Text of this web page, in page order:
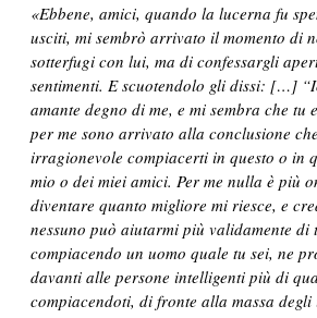
«Ebbene, amici, quando la lucerna fu
usciti, mi sembrò arrivato il momento di
sotterfugi con lui, ma di confessargli
sentimenti. E scuotendolo gli dissi: […]
amante degno di me, e mi sembra che
per me sono arrivato alla conclusione
irragionevole compiacerti in questo o in
mio o dei miei amici. Per me nulla è più
diventare quanto migliore mi riesce, e
nessuno può aiutarmi più validamente di
compiacendo un uomo quale tu sei, ne
davanti alle persone intelligenti più di
compiacendoti, di fronte alla massa